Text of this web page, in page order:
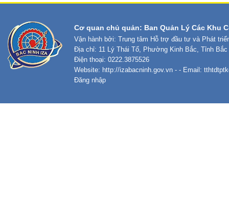
Cơ quan chủ quản: Ban Quản Lý Các Khu
Vận hành bởi: Trung tâm Hỗ trợ đầu tư và Phát
Địa chỉ: 11 Lý Thái Tổ, Phường Kinh Bắc, Tỉnh Bắc
Điện thoại: 0222.3875526
Website: http://izabacninh.gov.vn - - Email:
Đăng nhập